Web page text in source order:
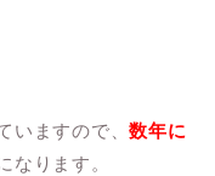
いますので、数年に
なります。